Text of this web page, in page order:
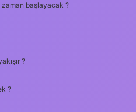
zaman başlayacak ?
?
?